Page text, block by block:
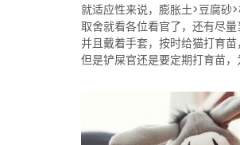
就适应性来说，膨胀土>豆腐砂
取舍就看各位看官了，还有尽
并且戴着手套，按时给猫打育
但是铲屎官还是要定期打育苗，